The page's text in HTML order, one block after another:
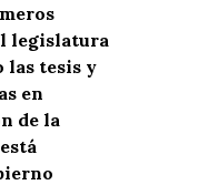
legislatura
las tesis y
en
de la